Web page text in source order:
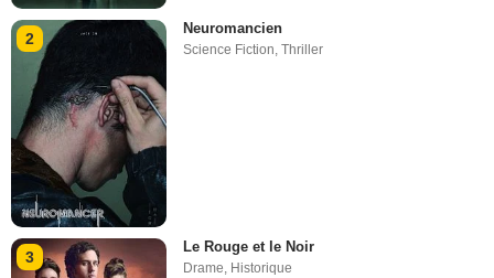
2
Neuromancien
Science Fiction,Thriller
3
Le Rouge et le Noir
Drame, Historique